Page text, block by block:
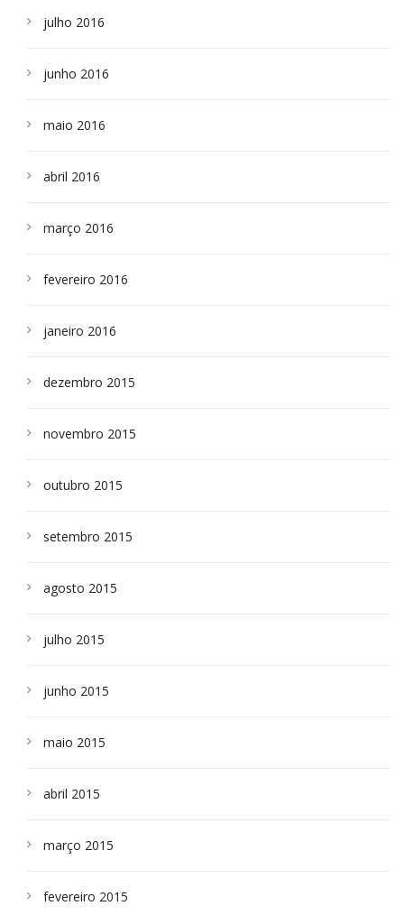
julho 2016
junho 2016
maio 2016
abril 2016
março 2016
fevereiro 2016
janeiro 2016
dezembro 2015
novembro 2015
outubro 2015
setembro 2015
agosto 2015
julho 2015
junho 2015
maio 2015
abril 2015
março 2015
fevereiro 2015